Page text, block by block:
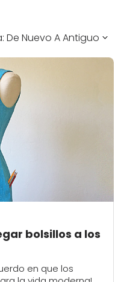
bolsillos a los
en que los